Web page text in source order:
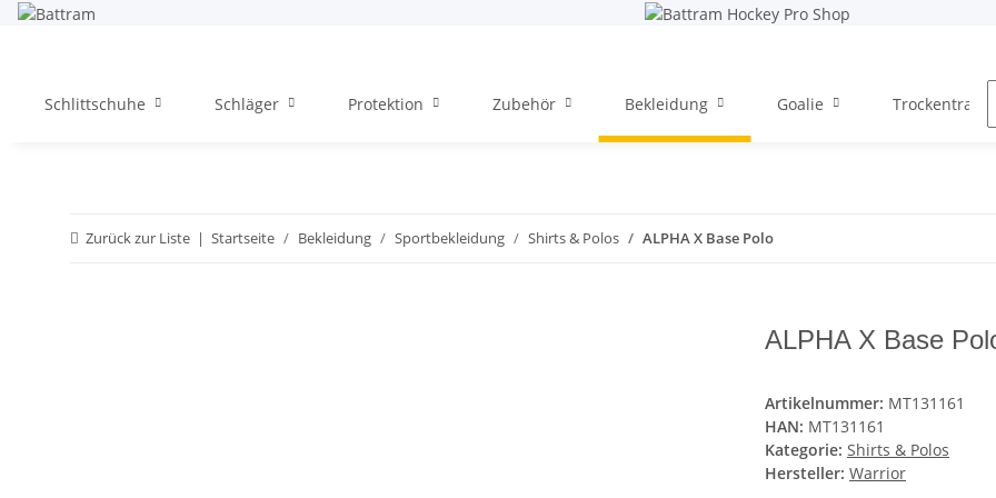
Schlittschuhe Schläger Protektion Zubehör Bekleidung Goalie
Zurück zur Liste Startseite Bekleidung Sportbekleidung Shirts & Polos ALPHA X Base Polo
ALPHA X Base
Artikelnummer: MT131161
HAN: MT131161
Kategorie: Shirts & Polos
Hersteller: Warrior